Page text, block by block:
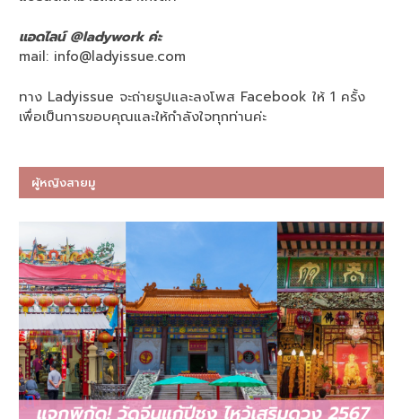
แอดไลน์ @ladywork ค่ะ
mail: info@ladyissue.com
ทาง Ladyissue จะถ่ายรูปและลงโพส Facebook ให้ 1 ครั้ง
เพื่อเป็นการขอบคุณและให้กำลังใจทุกท่านค่ะ
ผู้หญิงสายมู